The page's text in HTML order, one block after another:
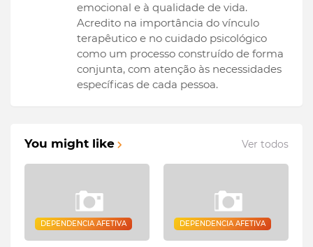
emocional e à qualidade de vida.
Acredito na importância do vínculo
terapêutico e no cuidado psicológico
como um processo construído de forma
conjunta, com atenção às necessidades
específicas de cada pessoa.
You might like Ver todos
DEPENDENCIA AFETIVA DEPENDENCIA AFETIVA